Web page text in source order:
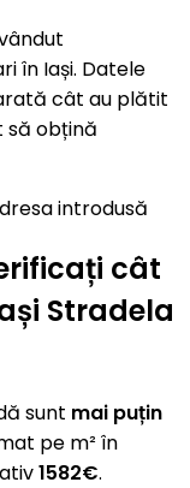
în Iași. Datele
cât au plătit
să obțină
introdusă
cât
Stradela
sunt mai puțin
pe m² în
1582€.